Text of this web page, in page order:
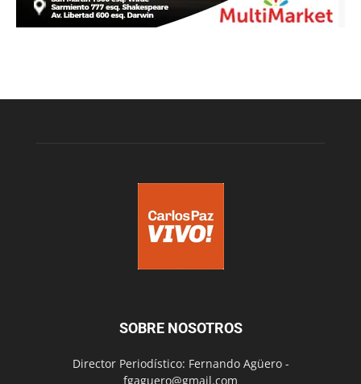
SOBRE NOSOTROS
Director Periodístico: Fernando Agüero -
fgaguero@gmail.com